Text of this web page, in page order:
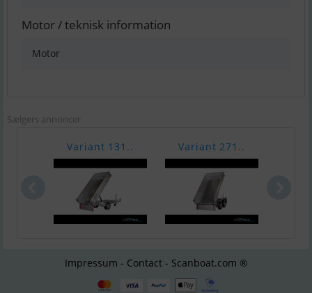
Motor / teknisk information
Motor
Sælgers annoncer
Variant 131.. Variant 271..
Impressum - Contact - Scanboat.com ®